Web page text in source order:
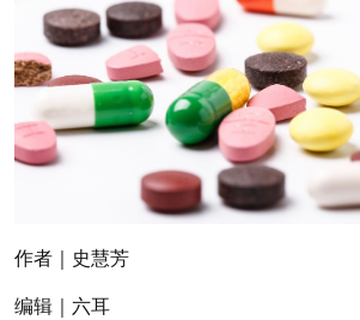
作者 ｜史慧芳
编辑 ｜六耳